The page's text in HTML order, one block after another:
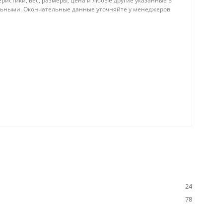
Окончательные данные уточняйте у менеджеров
24
78